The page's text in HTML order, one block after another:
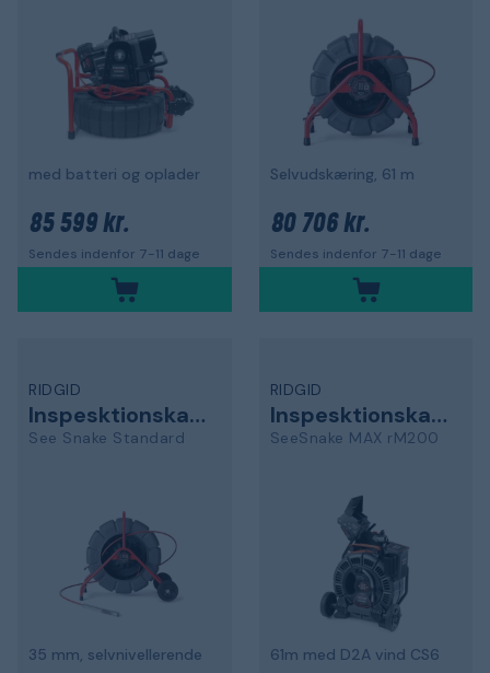
med batteri og oplader
85 599 kr.
Sendes indenfor 7-11 dage
Selvudskæring, 61 m
80 706 kr.
Sendes indenfor 7-11 dage
RIDGID
Inspesktionskamera
See Snake Standard
35 mm, selvnivellerende
RIDGID
Inspesktionskamera
SeeSnake MAX rM200
61m med D2A vind CS6